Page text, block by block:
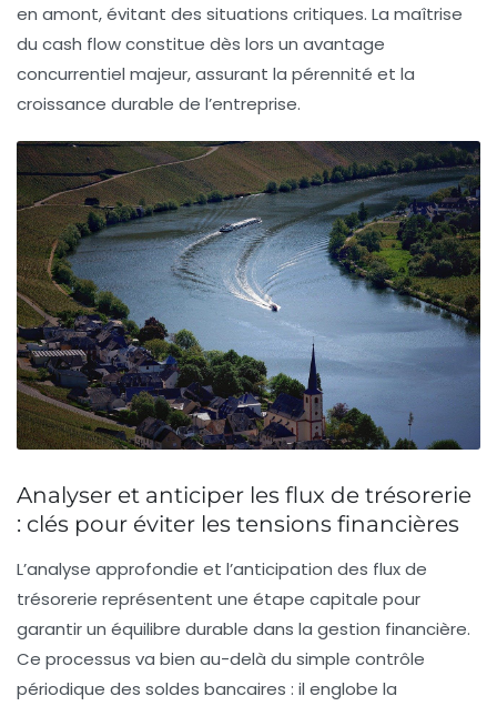
en amont, évitant des situations critiques. La maîtrise
du cash flow constitue dès lors un avantage
concurrentiel majeur, assurant la pérennité et la
croissance durable de l’entreprise.
Analyser et anticiper les flux de trésorerie
: clés pour éviter les tensions financières
L’analyse approfondie et l’anticipation des flux de
trésorerie représentent une étape capitale pour
garantir un équilibre durable dans la gestion financière.
Ce processus va bien au-delà du simple contrôle
périodique des soldes bancaires : il englobe la